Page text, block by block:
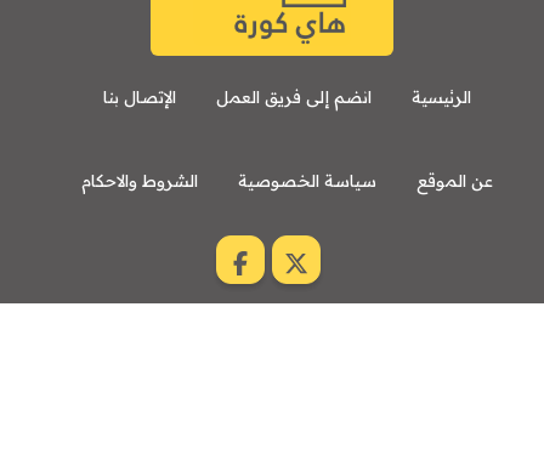
8:00 م
مباراة ودية
الرئيسية انضم إلى فريق العمل الإتصال بنا
عن الموقع سياسة الخصوصية الشروط والاحكام